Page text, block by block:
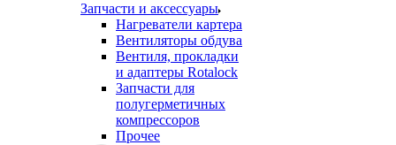
Запчасти и аксессуары
Нагреватели картера
Вентиляторы обдува
Вентиля, прокладки
и адаптеры Rotalock
Запчасти для
полугерметичных
компрессоров
Прочее